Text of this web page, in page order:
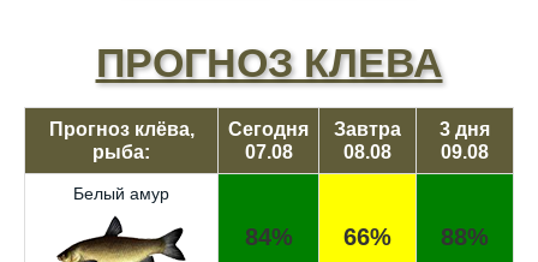
ПРОГНОЗ КЛЕВА
Прогноз клёва,
рыба:
Сегодня
07.08
Завтра
08.08
3 дня
09.08
Белый амур
84% 66% 88%